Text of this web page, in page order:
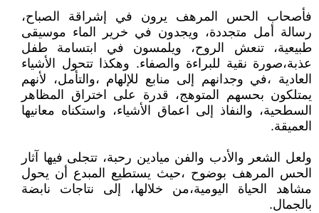
فأصحاب الحس المرهف يرون في إشراقة الصباح،
رسالة أمل متجددة، ويجدون في خرير الماء موسيقى
طبيعية، تنعش الروح، ويلمسون في ابتسامة طفل
عذبة،صورة نقية للبراءة والصفاء. وهكذا تتحول الأشياء
العادية ،في وجدانهم إلى منابع للإلهام ،والتأمل، لأنهم
يمتلكون بحسهم المتوهج، قدرة على اختراق المظاهر
السطحية، والنفاذ إلى اعماق الأشياء، واستكناه معانيها
العميقة.
ولعل الشعر والأدب والفن ميادين رحبة، تتجلى فيها آثار
الحس المرهف بوضوح ،حيث يستطيع المبدع أن يحول
مشاهد الحياة اليومية،من خلالها، إلى نتاجات نابضة
بالجمال.